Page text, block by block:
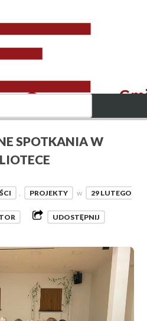
SPOTKANIA W
, PROJEKTY w 29 LUTEGO
UDOSTĘPNIJ